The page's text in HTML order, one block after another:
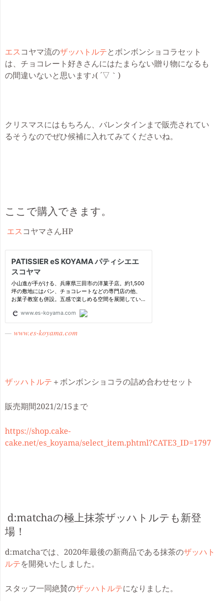
エスコヤマ流のザッハトルテとボンボンショコラセット
は、チョコレート好きさんにはたまらない贈り物になるも
の間違いないと思います♪( ´▽｀)
クリスマスにはもちろん、バレンタインまで販売されてい
るそうなのでぜひ候補に入れてみてくださいね。
ここで購入できます。
エスコヤマさんHP
www.es-koyama.com
ザッハトルテ ＋ボンボンショコラの詰め合わせセット
販売期間2021/2/15まで
https://shop.cake-
cake.net/es_koyama/select_item.phtml?CATE3_ID=1797
d:matchaの極上抹茶ザッハトルテ も新登
場！
d:matchaでは、2020年最後の新商品である抹茶のザッハト
ルテを開発いたしました。
スタッフ一同絶賛のザッハトルテになりました。